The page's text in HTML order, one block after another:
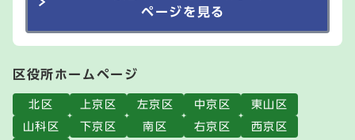
ページを見る
区役所ホームページ
北区 上京区 左京区 中京区
東山区
山科区
下京区 南区 右京区
西京区